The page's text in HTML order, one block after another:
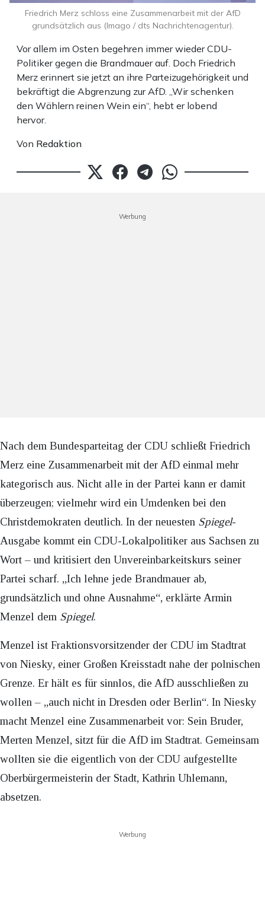
Vor allem im Osten begehren immer wieder CDU-
Politiker gegen die Brandmauer auf. Doch Friedrich
Merz erinnert sie jetzt an ihre Parteizugehörigkeit und
bekräftigt die Abgrenzung zur AfD. „Wir schenken
den Wählern reinen Wein ein“, hebt er lobend
hervor.
Von Redaktion
Friedrich Merz schloss eine Zusammenarbeit mit der AfD
grundsätzlich aus (Imago / dts Nachrichtenagentur).
Werbung
Nach dem Bundesparteitag der CDU schließt Friedrich
Merz eine Zusammenarbeit mit der AfD einmal mehr
kategorisch aus. Nicht alle in der Partei kann er damit
überzeugen; vielmehr wird ein Umdenken bei den
Christdemokraten deutlich. In der neuesten Spiegel-
Ausgabe kommt ein CDU-Lokalpolitiker aus Sachsen zu
Wort – und kritisiert den Unvereinbarkeitskurs seiner
Partei scharf. „Ich lehne jede Brandmauer ab,
grundsätzlich und ohne Ausnahme“, erklärte Armin
Menzel dem Spiegel.
Menzel ist Fraktionsvorsitzender der CDU im Stadtrat
von Niesky, einer Großen Kreisstadt nahe der polnischen
Grenze. Er hält es für sinnlos, die AfD ausschließen zu
wollen – „auch nicht in Dresden oder Berlin“. In Niesky
macht Menzel eine Zusammenarbeit vor: Sein Bruder,
Merten Menzel, sitzt für die AfD im Stadtrat. Gemeinsam
wollten sie die eigentlich von der CDU aufgestellte
Oberbürgermeisterin der Stadt, Kathrin Uhlemann,
absetzen.
Werbung